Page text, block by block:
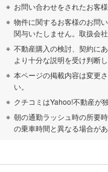
お問い合わせをされたお客
物件に関するお客様のお問
関与いたしません。取扱会
不動産購入の検討、契約に
より十分な説明を受け判断し
本ページの掲載内容は変更
い。
クチコミはYahoo!不動産が
朝の通勤ラッシュ時の所要
の乗車時間と異なる場合があ